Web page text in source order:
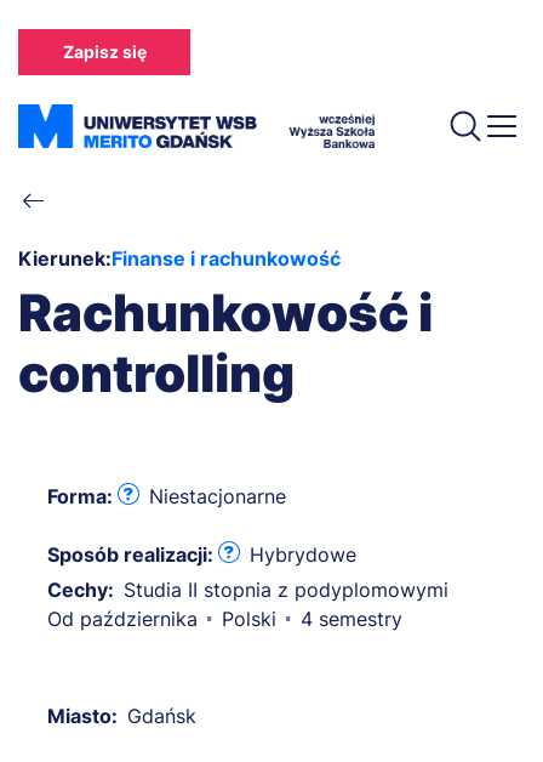
treści
Zapisz się
Ścieżka
nawigacyjna
Kierunek:Finanse i rachunkowość
Rachunkowość i
controlling
Forma: Niestacjonarne
Sposób realizacji:
Hybrydowe
Cechy: Studia II stopnia z podyplomowymi
Od października
Polski 4 semestry
Miasto: Gdańsk